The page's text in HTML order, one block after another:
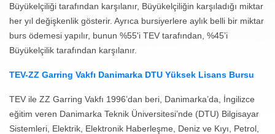
Büyükelçiliği tarafından karşılanır, Büyükelçiliğin karşıladığı miktar
her yıl değişkenlik gösterir. Ayrıca bursiyerlere aylık belli bir miktar
burs ödemesi yapılır, bunun %55'i TEV tarafından, %45’i
Büyükelçilik tarafından karşılanır.
TEV-ZZ Garring Vakfı Danimarka DTU Yüksek Lisans Bursu
TEV ile ZZ Garring Vakfı 1996’dan beri, Danimarka’da, İngilizce
eğitim veren Danimarka Teknik Üniversitesi’nde (DTU) Bilgisayar
Sistemleri, Elektrik, Elektronik Haberleşme, Deniz ve Kıyı, Petrol,